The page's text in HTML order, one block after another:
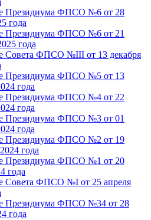
Президиума ФПСО №6 от 28
года
Президиума ФПСО №6 от 21
года
Совета ФПСО №III от 13 декабря
Президиума ФПСО №5 от 13
года
Президиума ФПСО №4 от 22
года
Президиума ФПСО №3 от 01
года
Президиума ФПСО №2 от 19
года
Президиума ФПСО №1 от 20
года
Совета ФПСО №I от 25 апреля
Президиума ФПСО №34 от 28
года